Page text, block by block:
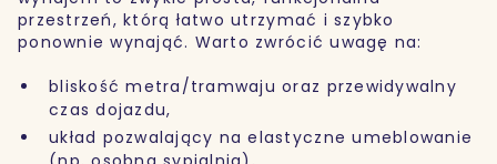
przestrzeń, którą łatwo utrzymać i szybko
ponownie wynająć. Warto zwrócić uwagę na:
bliskość metra/tramwaju oraz przewidywalny
czas dojazdu,
układ pozwalający na elastyczne umeblowanie